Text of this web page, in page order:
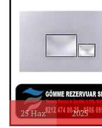
25Haz 2025